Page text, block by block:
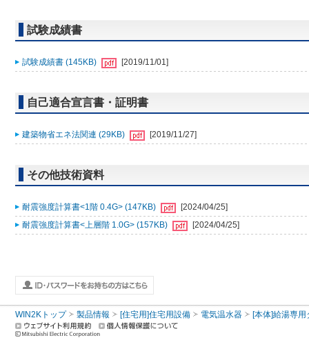
試験成績書
試験成績書 (145KB) [2019/11/01]
自己適合宣言書・証明書
建築物省エネ法関連 (29KB) [2019/11/27]
その他技術資料
耐震強度計算書<1階 0.4G> (147KB)
[2024/04/25]
耐震強度計算書<上層階 1.0G> (157KB)
[2024/04/25]
WIN2Kトップ 製品情報 [住宅用]住宅用設備 電気温水器 [本体]給湯専用